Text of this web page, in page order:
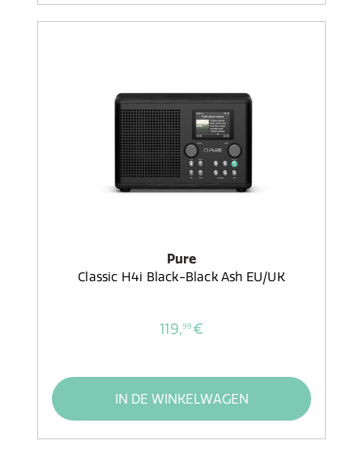
Pure
Classic H4i Black-Black Ash EU/UK
119,99 €
IN DE WINKELWAGEN